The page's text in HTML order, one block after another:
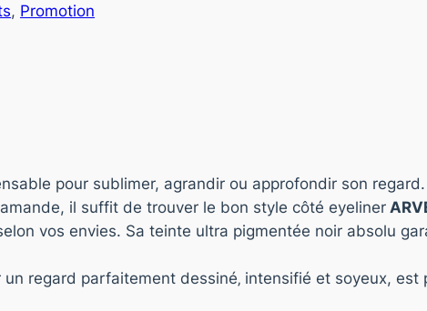
, Promotion
pour sublimer, agrandir ou approfondir son
il suffit de trouver le bon style côté eyeliner
vos envies. Sa teinte ultra pigmentée noir absolu
regard parfaitement dessiné‚ intensifié et soyeux, est